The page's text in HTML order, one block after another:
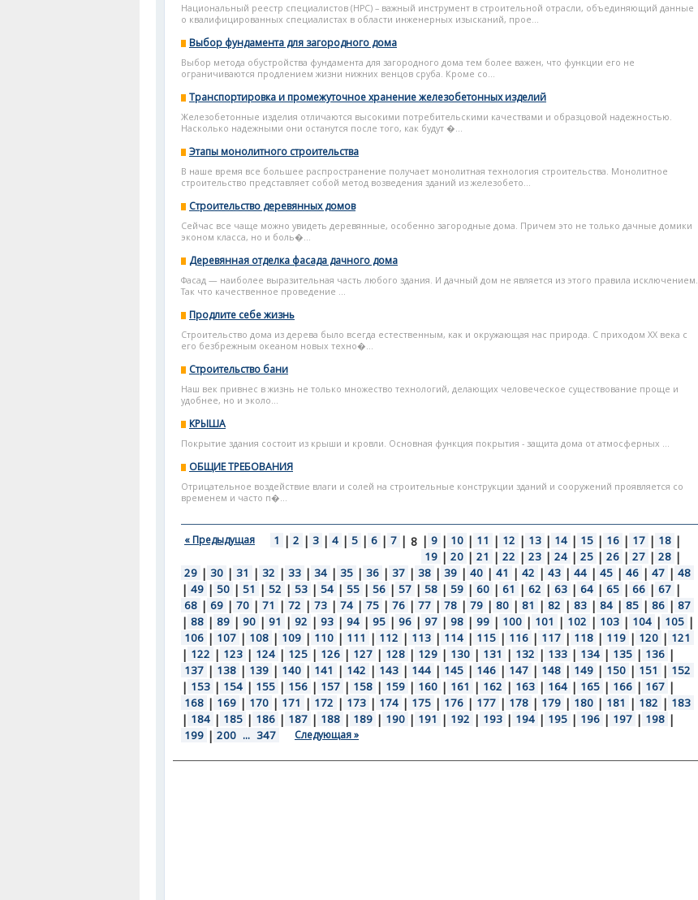
Национальный реестр специалистов (НРС) – важный инструмент в строительной отрасли, объединяющий данные
о квалифицированных специалистах в области инженерных изысканий, прое...
Выбор фундамента для загородного дома
Выбор метода обустройства фундамента для загородного дома тем более важен, что функции его не
ограничиваются продлением жизни нижних венцов сруба. Кроме со...
Транспортировка и промежуточное хранение железобетонных изделий
Железобетонные изделия отличаются высокими потребительскими качествами и образцовой надежностью.
Насколько надежными они останутся после того, как будут �...
Этапы монолитного строительства
В наше время все большее распространение получает монолитная технология строительства. Монолитное
строительство представляет собой метод возведения зданий из железобето...
Строительство деревянных домов
Сейчас все чаще можно увидеть деревянные, особенно загородные дома. Причем это не только дачные домики
эконом класса, но и боль�...
Деревянная отделка фасада дачного дома
Фасад — наиболее выразительная часть любого здания. И дачный дом не является из этого правила исключением.
Так что качественное проведение ...
Продлите себе жизнь
Строительство дома из дерева было всегда естественным, как и окружающая нас природа. С приходом XX века с
его безбрежным океаном новых техно�...
Строительство бани
Наш век привнес в жизнь не только множество технологий, делающих человеческое существование проще и
удобнее, но и эколо...
КРЫША
Покрытие здания состоит из крыши и кровли. Основная функция покрытия - защита дома от атмосферных ...
ОБЩИЕ ТРЕБОВАНИЯ
Отрицательное воздействие влаги и солей на строительные конструкции зданий и сооружений проявляется со
временем и часто п�...
« Предыдущая 1 | 2 | 3 | 4 | 5 | 6 | 7 | 8 | 9 | 10 | 11 | 12 | 13 | 14 | 15 | 16 | 17 | 18 |
19 | 20 | 21 | 22 | 23 | 24 | 25 | 26 | 27 | 28 |
29 | 30 | 31 | 32 | 33 | 34 | 35 | 36 | 37 | 38 | 39 | 40 | 41 | 42 | 43 | 44 | 45 | 46 | 47 | 48
| 49 | 50 | 51 | 52 | 53 | 54 | 55 | 56 | 57 | 58 | 59 | 60 | 61 | 62 | 63 | 64 | 65 | 66 | 67 |
68 | 69 | 70 | 71 | 72 | 73 | 74 | 75 | 76 | 77 | 78 | 79 | 80 | 81 | 82 | 83 | 84 | 85 | 86 | 87
| 88 | 89 | 90 | 91 | 92 | 93 | 94 | 95 | 96 | 97 | 98 | 99 | 100 | 101 | 102 | 103 | 104 | 105 |
106 | 107 | 108 | 109 | 110 | 111 | 112 | 113 | 114 | 115 | 116 | 117 | 118 | 119 | 120 | 121
| 122 | 123 | 124 | 125 | 126 | 127 | 128 | 129 | 130 | 131 | 132 | 133 | 134 | 135 | 136 |
137 | 138 | 139 | 140 | 141 | 142 | 143 | 144 | 145 | 146 | 147 | 148 | 149 | 150 | 151 | 152
| 153 | 154 | 155 | 156 | 157 | 158 | 159 | 160 | 161 | 162 | 163 | 164 | 165 | 166 | 167 |
168 | 169 | 170 | 171 | 172 | 173 | 174 | 175 | 176 | 177 | 178 | 179 | 180 | 181 | 182 | 183
| 184 | 185 | 186 | 187 | 188 | 189 | 190 | 191 | 192 | 193 | 194 | 195 | 196 | 197 | 198 |
199 | 200 ... 347 Следующая »